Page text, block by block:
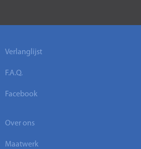
Verlanglijst
F.A.Q.
Facebook
Over ons
Maatwerk